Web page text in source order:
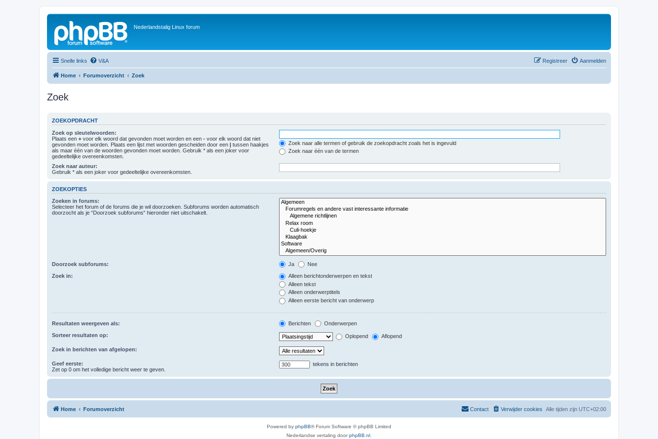
Nederlandstalig Linux forum
Snelle links V&A Aanmelden
Registreer
Home Forumoverzicht Zoek
Zoek
ZOEKOPDRACHT
Zoek op sleutelwoorden:
Plaats een + voor elk woord dat gevonden moet worden en een - voor elk woord dat niet
gevonden moet worden. Plaats een lijst met woorden gescheiden door een | tussen haakjes
als maar één van de woorden gevonden moet worden. Gebruik * als een joker voor
gedeeltelijke overeenkomsten.
Zoek naar alle termen of gebruik de zoekopdracht zoals het is ingevuld
Zoek naar één van de termen
Zoek naar auteur:
Gebruik * als een joker voor gedeeltelijke overeenkomsten.
ZOEKOPTIES
Zoeken in forums:
Selecteer het forum of de forums die je wil doorzoeken. Subforums worden automatisch
doorzocht als je “Doorzoek subforums“ hieronder niet uitschakelt.
Doorzoek subforums: Ja Nee
Zoek in:
Alleen berichtonderwerpen en tekst
Alleen tekst
Alleen onderwerptitels
Alleen eerste bericht van onderwerp
Resultaten weergeven als: Berichten Onderwerpen
Sorteer resultaten op: Oplopend Aflopend
Zoek in berichten van afgelopen:
Geef eerste:
Zet op 0 om het volledige bericht weer te geven.
tekens in berichten
Home Forumoverzicht Alle tijden zijn UTC+02:00
Verwijder cookies
Contact
Powered by phpBB® Forum Software © phpBB Limited
Nederlandse vertaling doorphpBB.nl